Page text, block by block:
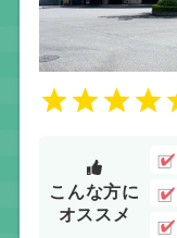
こんな方に
オススメ